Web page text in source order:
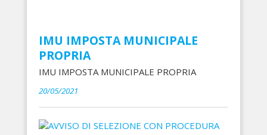
IMU IMPOSTA MUNICIPALE
PROPRIA
IMU IMPOSTA MUNICIPALE PROPRIA
20/05/2021